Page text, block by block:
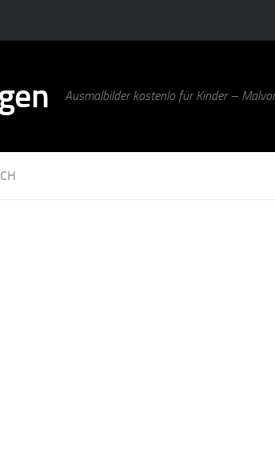
Ausmalbilder kostenlo für Kinder –